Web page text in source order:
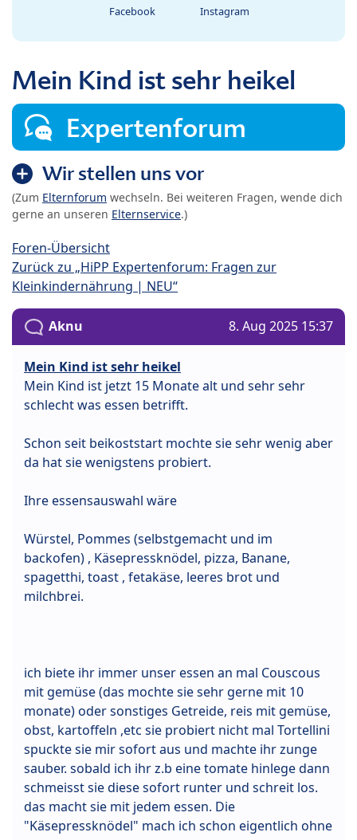
Facebook Instagram
Mein Kind ist sehr heikel
Expertenforum
Wir stellen uns vor
(Zum Elternforum wechseln. Bei weiteren Fragen, wende dich
gerne an unseren Elternservice.)
Foren-Übersicht
Zurück zu „HiPP Expertenforum: Fragen zur
Kleinkindernährung | NEU“
Aknu 8. Aug 2025 15:37
Mein Kind ist sehr heikel
Mein Kind ist jetzt 15 Monate alt und sehr sehr
schlecht was essen betrifft.
Schon seit beikoststart mochte sie sehr wenig aber
da hat sie wenigstens probiert.
Ihre essensauswahl wäre
Würstel, Pommes (selbstgemacht und im
backofen) , Käsepressknödel, pizza, Banane,
spagetthi, toast , fetakäse, leeres brot und
milchbrei.
ich biete ihr immer unser essen an mal Couscous
mit gemüse (das mochte sie sehr gerne mit 10
monate) oder sonstiges Getreide, reis mit gemüse,
obst, kartoffeln ,etc sie probiert nicht mal Tortellini
spuckte sie mir sofort aus und machte ihr zunge
sauber. sobald ich ihr z.b eine tomate hinlege dann
schmeisst sie diese sofort runter und schreit los.
das macht sie mit jedem essen. Die
"Käsepressknödel" mach ich schon eigentlich ohne